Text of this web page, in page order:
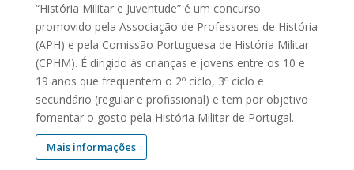
“História Militar e Juventude” é um concurso
promovido pela Associação de Professores de História
(APH) e pela Comissão Portuguesa de História Militar
(CPHM). É dirigido às crianças e jovens entre os 10 e
19 anos que frequentem o 2º ciclo, 3º ciclo e
secundário (regular e profissional) e tem por objetivo
fomentar o gosto pela História Militar de Portugal.
Mais informações